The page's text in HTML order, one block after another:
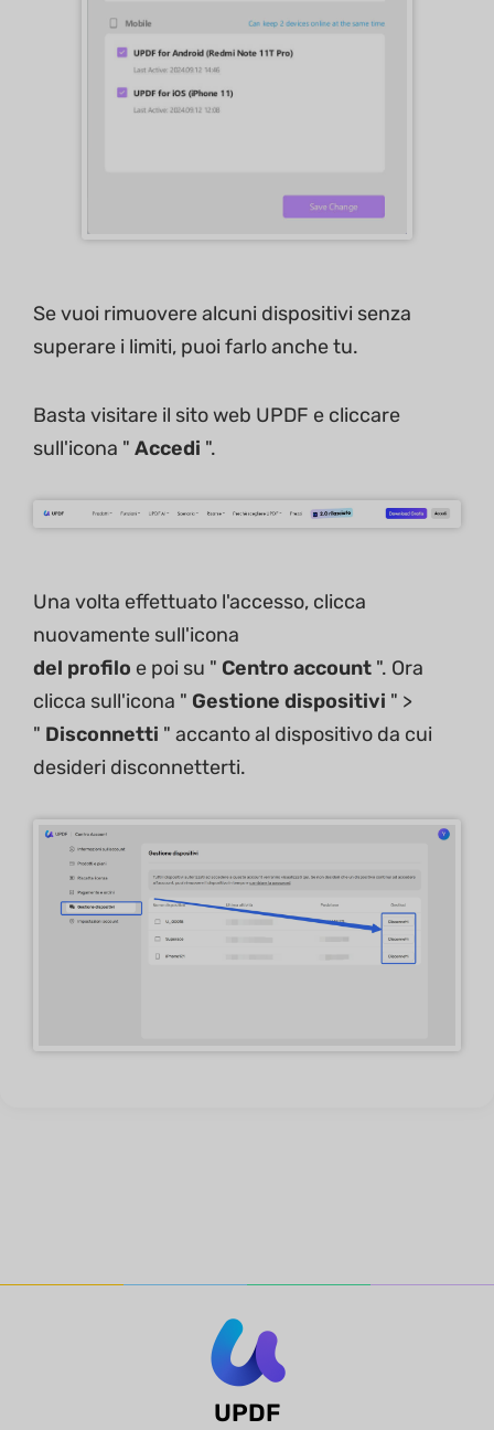
Se vuoi rimuovere alcuni dispositivi senza
superare i limiti, puoi farlo anche tu.
Basta visitare il sito web UPDF e cliccare
sull'icona " Accedi ".
Una volta effettuato l'accesso, clicca
nuovamente sull'icona
del profilo e poi su " Centro account ". Ora
clicca sull'icona " Gestione dispositivi " >
" Disconnetti " accanto al dispositivo da cui
desideri disconnetterti.
UPDF